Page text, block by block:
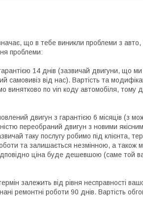
що в тебе виникли проблеми з
проблеми:
14 днів (зазвичай двигуни, що
від нас). Вартість та
винятково по vin коду автомобіля, тому
двигун з гарантією 6 місяців (з
переобраний двигун з новими
таку послугу робимо під клієнта,
та залишається незмінною, а також
ціна буде дешевшою (саме той
залежить від рівня несправності
ремонтні роботи 90 днів. Вартість